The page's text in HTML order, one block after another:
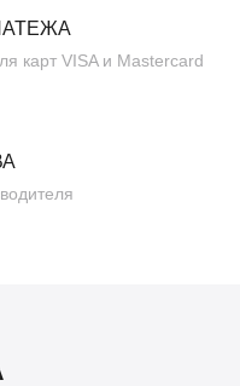
карт VISA и Mastercard